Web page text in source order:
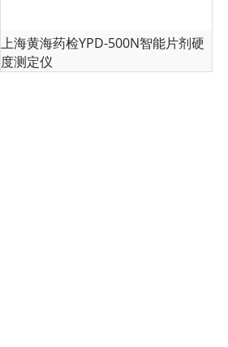
上海黄海药检YPD-500N智能片剂硬
度测定仪